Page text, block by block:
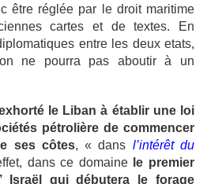
être réglée par le droit maritime
cartes et de textes. En
entre les deux etats,
ne pourra pas aboutir à un
le Liban à établir une loi
pétrolière de commencer
ses côtes, « dans l’intérêt du
dans ce domaine le premier
Israël qui débutera le forage